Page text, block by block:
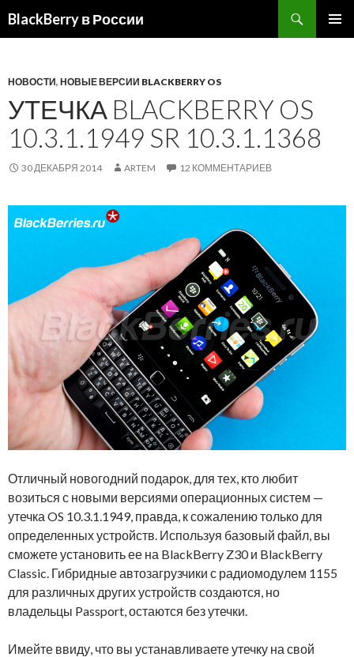
BlackBerry в России
НОВОСТИ, НОВЫЕ ВЕРСИИ BLACKBERRY OS
УТЕЧКА BLACKBERRY OS
10.3.1.1949 SR 10.3.1.1368
30 ДЕКАБРЯ 2014 ARTEM 12 КОММЕНТАРИЕВ
Отличный новогодний подарок, для тех, кто любит
возиться с новыми версиями операционных систем —
утечка OS 10.3.1.1949, правда, к сожалению только для
определенных устройств. Используя базовый файл, вы
сможете установить ее на BlackBerry Z30 и BlackBerry
Classic. Гибридные автозагрузчики с радиомодулем 1155
для различных других устройств создаются, но
владельцы Passport, остаются без утечки.
Имейте ввиду, что вы устанавливаете утечку на свой